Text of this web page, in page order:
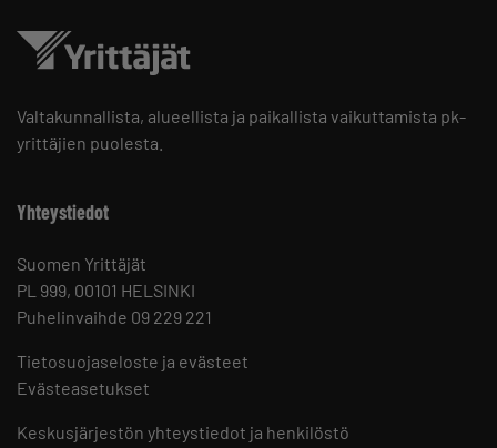
Valtakunnallista, alueellista ja paikallista vaikuttamista pk-
yrittäjien puolesta.
Yhteystiedot
Suomen Yrittäjät
PL 999, 00101 HELSINKI
Puhelinvaihde 09 229 221
Tietosuojaseloste ja evästeet
Evästeasetukset
Keskusjärjestön yhteystiedot ja henkilöstö